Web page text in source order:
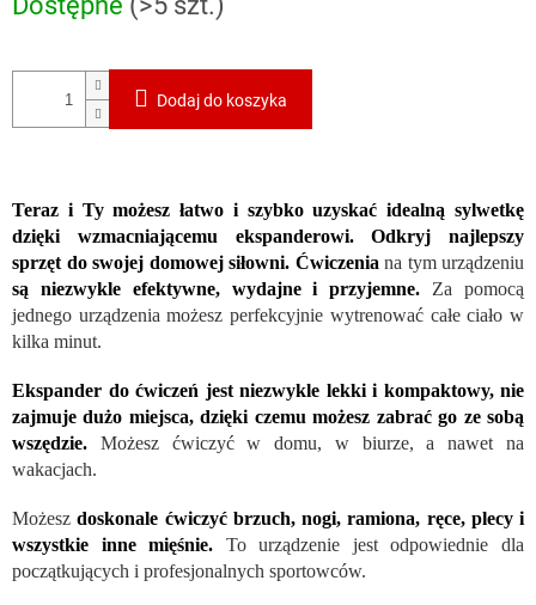
jednostkowa:
Dodaj do koszyka
Teraz i Ty możesz łatwo i szybko uzyskać idealną sylwetkę
dzięki wzmacniającemu ekspanderowi. Odkryj najlepszy
sprzęt do swojej domowej siłowni. Ćwiczenia na tym urządzeniu
są niezwykle efektywne, wydajne i przyjemne. Za pomocą
jednego urządzenia możesz perfekcyjnie wytrenować całe ciało w
kilka minut.
Ekspander do ćwiczeń jest niezwykle lekki i kompaktowy, nie
zajmuje dużo miejsca, dzięki czemu możesz zabrać go ze sobą
wszędzie. Możesz ćwiczyć w domu, w biurze, a nawet na
wakacjach.
Możeszdoskonale ćwiczyć brzuch, nogi, ramiona, ręce, plecy i
wszystkie inne mięśnie.
To urządzenie jest odpowiednie dla
początkujących i profesjonalnych sportowców.